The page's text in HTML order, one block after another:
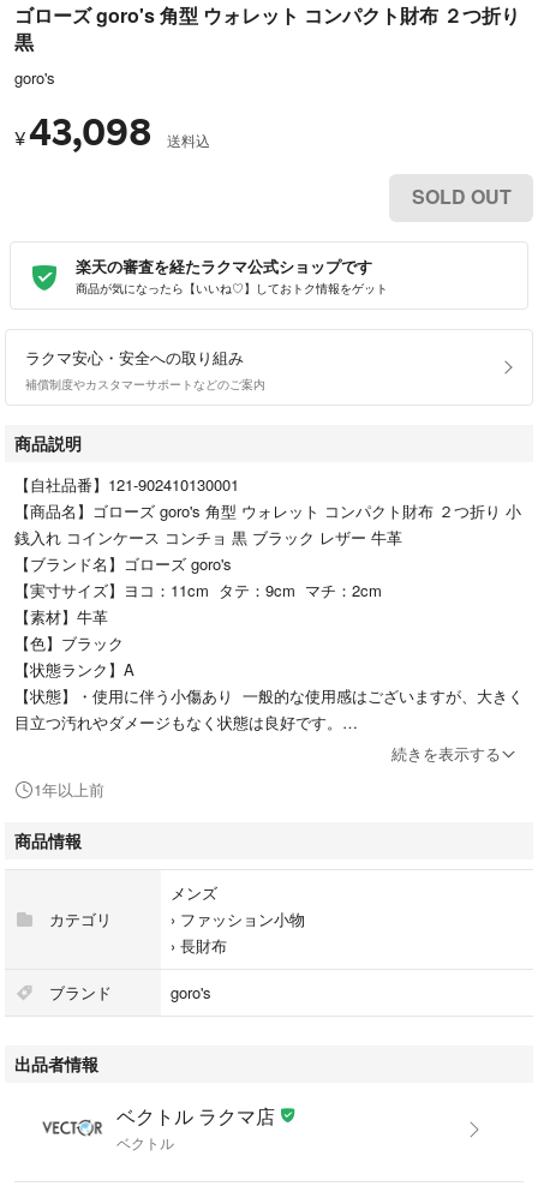
ゴローズ goro's 角型 ウォレット コンパクト財布 ２つ折り
黒
goro's
¥43,098 送料込
SOLD OUT
楽天の審査を経たラクマ公式ショップです
商品が気になったら【いいね♡】しておトク情報をゲット
ラクマ安心・安全への取り組み
補償制度やカスタマーサポートなどのご案内
商品説明
【自社品番】121-902410130001
【商品名】ゴローズ goro's 角型 ウォレット コンパクト財布 ２つ折り 小
銭入れ コインケース コンチョ 黒 ブラック レザー 牛革
【ブランド名】ゴローズ goro's
【実寸サイズ】ヨコ：11cm タテ：9cm マチ：2cm
【素材】牛革
【色】ブラック
【状態ランク】A
【状態】・使用に伴う小傷あり 一般的な使用感はございますが、大きく
目立つ汚れやダメージもなく状態は良好です。
商品のお問い合わせの回答を休止しております。＊各商品ページの商品詳
細等をご確認の上ご購入ください。
他サイトや店舗にて販売している商品です。多少のお時間差にて欠品にな
ることもございます。予めご了承頂ますようお願い致します。
こちらの商品はラクマ公式パートナーのベクトルによって出品されていま
す。
続きを表示する
1年以上前
商品情報
カテゴリ
メンズ
› ファッション小物
› 長財布
ブランド goro's
出品者情報
ベクトル ラクマ店
ベクトル